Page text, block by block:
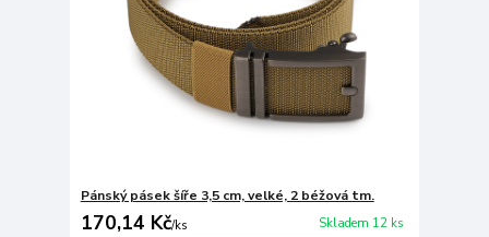
Pánský pásek šíře 3,5 cm, velké, 2 béžová tm.
170,14 Kč/ks Skladem 12 ks